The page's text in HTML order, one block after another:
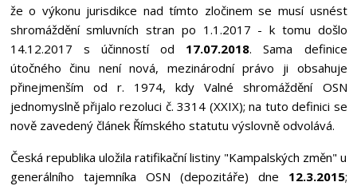
že o výkonu jurisdikce nad tímto zločinem se musí usnést
shromáždění smluvních stran po 1.1.2017 - k tomu došlo
14.12.2017 s účinností od 17.07.2018. Sama definice
útočného činu není nová, mezinárodní právo ji obsahuje
přinejmenším od r. 1974, kdy Valné shromáždění OSN
jednomyslně přijalo rezoluci č. 3314 (XXIX); na tuto definici se
nově zavedený článek Římského statutu výslovně odvolává.
Česká republika uložila ratifikační listiny "Kampalských změn" u
generálního tajemníka OSN (depozitáře) dne 12.3.2015;